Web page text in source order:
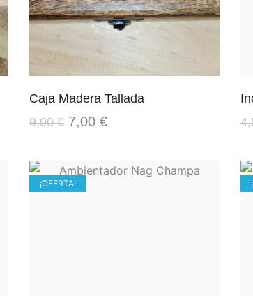
Caja Madera Tallada
9,00€ 7,00 €
¡OFERTA!